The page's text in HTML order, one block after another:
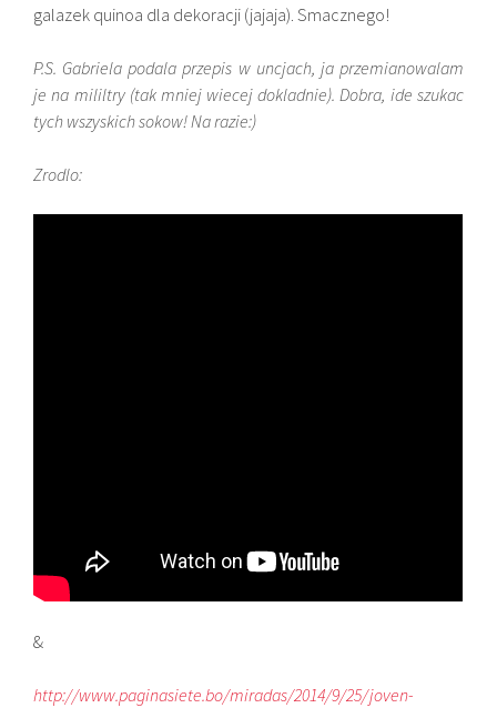
galazek quinoa dla dekoracji (jajaja). Smacznego!
P.S. Gabriela podala przepis w uncjach, ja przemianowalam
je na mililtry (tak mniej wiecej dokladnie). Dobra, ide szukac
tych wszyskich sokow! Na razie:)
Zrodlo:
&
http://www.paginasiete.bo/miradas/2014/9/25/joven-